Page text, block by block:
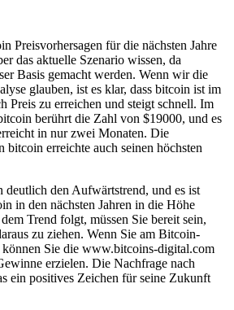
Preisvorhersagen für die nächsten Jahre
das aktuelle Szenario wissen, da
Basis gemacht werden. Wenn wir die
glauben, ist es klar, dass bitcoin ist im
Preis zu erreichen und steigt schnell. Im
berührt die Zahl von $19000, und es
in nur zwei Monaten. Die
erreichte auch seinen höchsten
deutlich den Aufwärtstrend, und es ist
in den nächsten Jahren in die Höhe
Trend folgt, müssen Sie bereit sein,
zu ziehen. Wenn Sie am Bitcoin-
können Sie die www.bitcoins-digital.com
erzielen. Die Nachfrage nach
ein positives Zeichen für seine Zukunft